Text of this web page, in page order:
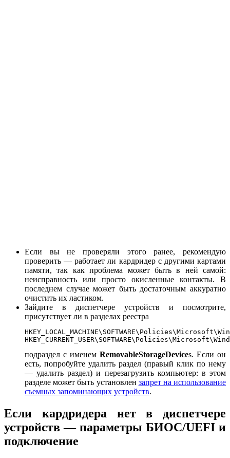
Если вы не проверяли этого ранее, рекомендую
проверить — работает ли кардридер с другими картами
памяти, так как проблема может быть в ней самой:
неисправность или просто окисленные контакты. В
последнем случае может быть достаточным аккуратно
очистить их ластиком.
Зайдите в диспетчере устройств и посмотрите,
присутствует ли в разделах реестра
подраздел с именем RemovableStorageDevices. Если он
есть, попробуйте удалить раздел (правый клик по нему
— удалить раздел) и перезагрузить компьютер: в этом
разделе может быть установлен запрет на использование
съемных запоминающих устройств.
Если кардридера нет в диспетчере
устройств — параметры БИОС/UEFI и
подключение